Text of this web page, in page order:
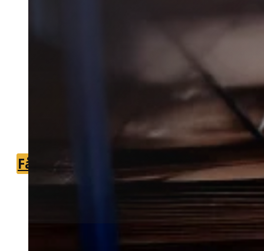
Har du brug for hvepsebekæmpelse i
Brejning, hjælper vi dig med at finde
den rette lokale fagperson.
Udfyld formularen, så forbinder vi dig
med en partner fra nærområdet.
Få et tilbud +45 51 90 85 46